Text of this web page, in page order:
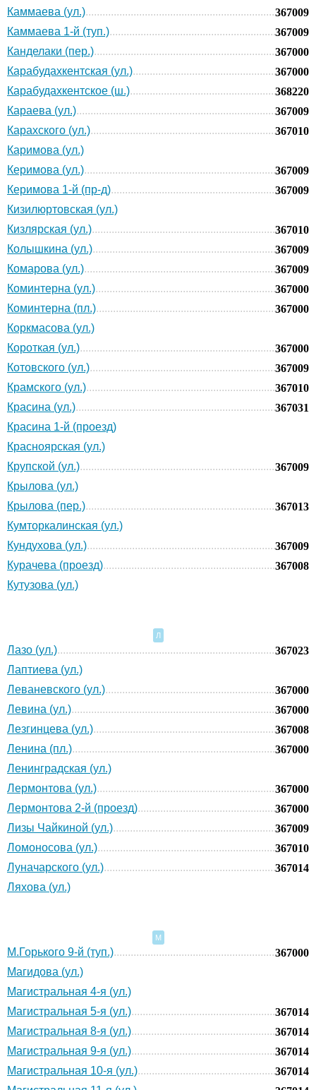
Каммаева (ул.)
367009
Каммаева 1-й (туп.)
367009
Канделаки (пер.)
367000
Карабудахкентская (ул.)
367000
Карабудахкентское (ш.)
368220
Караева (ул.)
367009
Карахского (ул.)
367010
Каримова (ул.)
Керимова (ул.)
367009
Керимова 1-й (пр-д)
367009
Кизилюртовская (ул.)
Кизлярская (ул.)
367010
Колышкина (ул.)
367009
Комарова (ул.)
367009
Коминтерна (ул.)
367000
Коминтерна (пл.)
367000
Коркмасова (ул.)
Короткая (ул.)
367000
Котовского (ул.)
367009
Крамского (ул.)
367010
Красина (ул.)
367031
Красина 1-й (проезд)
Красноярская (ул.)
Крупской (ул.)
367009
Крылова (ул.)
Крылова (пер.)
367013
Кумторкалинская (ул.)
Кундухова (ул.)
367009
Курачева (проезд)
367008
Кутузова (ул.)
Л
Лазо (ул.)
367023
Лаптиева (ул.)
Леваневского (ул.)
367000
Левина (ул.)
367000
Лезгинцева (ул.)
367008
Ленина (пл.)
367000
Ленинградская (ул.)
Лермонтова (ул.)
367000
Лермонтова 2-й (проезд)
367000
Лизы Чайкиной (ул.)
367009
Ломоносова (ул.)
367010
Луначарского (ул.)
367014
Ляхова (ул.)
М
М.Горького 9-й (туп.)
367000
Магидова (ул.)
Магистральная 4-я (ул.)
Магистральная 5-я (ул.)
367014
Магистральная 8-я (ул.)
367014
Магистральная 9-я (ул.)
367014
Магистральная 10-я (ул.)
367014